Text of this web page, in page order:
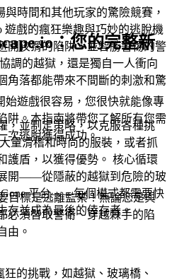
與時間和其他玩家的驚險競賽，
遊戲的瘋狂樂趣與巧妙的逃脫機
開狡猾的陷阱，並智勝警惕的警
調的越獄，還是獨自一人衝向
角落都能帶來不間斷的刺激和驚
，並制定策略，以克服各種挑
量滑稽和時尚的服裝，或者抓
護盾，以獲得優勢。 核心循環
開——從隱蔽的越獄到危險的玻
平台——每個模式都需要快
存並成為最後的倖存者。
狂的挑戰，如越獄、玻璃橋、
：您的完整新
始遊戲很容易，您很快就能像專
阱。本指南將帶您了解所有您需
次逃脫獲得成功。
目標是逃離監禁！無論您是與
必須智取警衛、穿越棘手的陷
由。